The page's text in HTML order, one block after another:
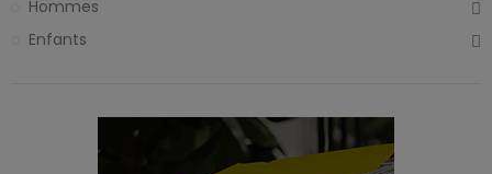
Hommes
Enfants